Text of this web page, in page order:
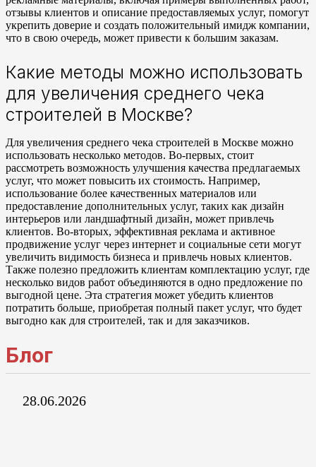
отзывы клиентов и описание предоставляемых услуг, помогут
укрепить доверие и создать положительный имидж компании,
что в свою очередь, может привести к большим заказам.
Какие методы можно использовать
для увеличения среднего чека
строителей в Москве?
Для увеличения среднего чека строителей в Москве можно
использовать несколько методов. Во-первых, стоит
рассмотреть возможность улучшения качества предлагаемых
услуг, что может повысить их стоимость. Например,
использование более качественных материалов или
предоставление дополнительных услуг, таких как дизайн
интерьеров или ландшафтный дизайн, может привлечь
клиентов. Во-вторых, эффективная реклама и активное
продвижение услуг через интернет и социальные сети могут
увеличить видимость бизнеса и привлечь новых клиентов.
Также полезно предложить клиентам комплектацию услуг, где
несколько видов работ объединяются в одно предложение по
выгодной цене. Эта стратегия может убедить клиентов
потратить больше, приобретая полный пакет услуг, что будет
выгодно как для строителей, так и для заказчиков.
Блог
28.06.2026